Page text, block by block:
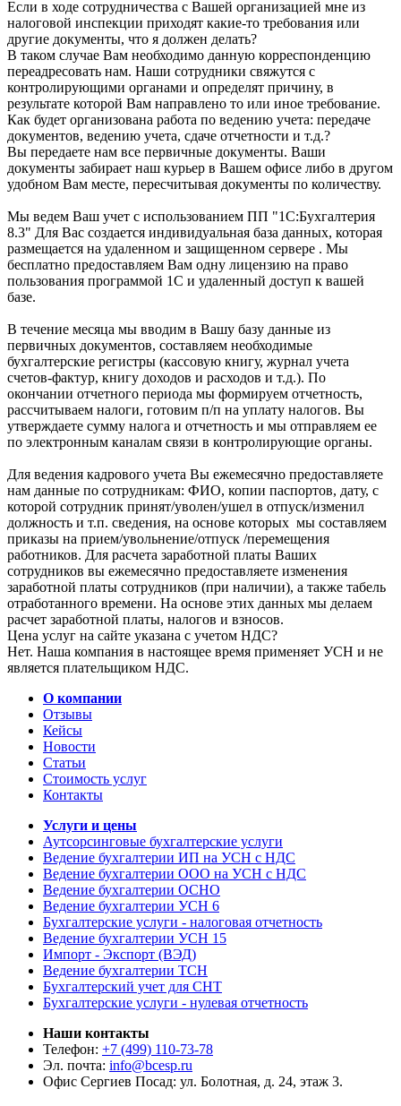
Если в ходе сотрудничества с Вашей организацией мне из
налоговой инспекции приходят какие-то требования или
другие документы, что я должен делать?
В таком случае Вам необходимо данную корреспонденцию
переадресовать нам. Наши сотрудники свяжутся с
контролирующими органами и определят причину, в
результате которой Вам направлено то или иное требование.
Как будет организована работа по ведению учета: передаче
документов, ведению учета, сдаче отчетности и т.д.?
Вы передаете нам все первичные документы. Ваши
документы забирает наш курьер в Вашем офисе либо в другом
удобном Вам месте, пересчитывая документы по количеству.
Мы ведем Ваш учет с использованием ПП "1С:Бухгалтерия
8.3" Для Вас создается индивидуальная база данных, которая
размещается на удаленном и защищенном сервере . Мы
бесплатно предоставляем Вам одну лицензию на право
пользования программой 1С и удаленный доступ к вашей
базе.
В течение месяца мы вводим в Вашу базу данные из
первичных документов, составляем необходимые
бухгалтерские регистры (кассовую книгу, журнал учета
счетов-фактур, книгу доходов и расходов и т.д.). По
окончании отчетного периода мы формируем отчетность,
рассчитываем налоги, готовим п/п на уплату налогов. Вы
утверждаете сумму налога и отчетность и мы отправляем ее
по электронным каналам связи в контролирующие органы.
Для ведения кадрового учета Вы ежемесячно предоставляете
нам данные по сотрудникам: ФИО, копии паспортов, дату, с
которой сотрудник принят/уволен/ушел в отпуск/изменил
должность и т.п. сведения, на основе которых мы составляем
приказы на прием/увольнение/отпуск /перемещения
работников. Для расчета заработной платы Ваших
сотрудников вы ежемесячно предоставляете изменения
заработной платы сотрудников (при наличии), а также табель
отработанного времени. На основе этих данных мы делаем
расчет заработной платы, налогов и взносов.
Цена услуг на сайте указана с учетом НДС?
Нет. Наша компания в настоящее время применяет УСН и не
является плательщиком НДС.
О компании
Отзывы
Кейсы
Новости
Статьи
Стоимость услуг
Контакты
Услуги и цены
Аутсорсинговые бухгалтерские услуги
Ведение бухгалтерии ИП на УСН с НДС
Ведение бухгалтерии ООО на УСН с НДС
Ведение бухгалтерии ОСНО
Ведение бухгалтерии УСН 6
Бухгалтерские услуги - налоговая отчетность
Ведение бухгалтерии УСН 15
Импорт - Экспорт (ВЭД)
Ведение бухгалтерии ТСН
Бухгалтерский учет для СНТ
Бухгалтерские услуги - нулевая отчетность
Наши контакты
Телефон: +7 (499) 110-73-78
Эл. почта: info@bcesp.ru
Офис Сергиев Посад: ул. Болотная, д. 24, этаж 3.